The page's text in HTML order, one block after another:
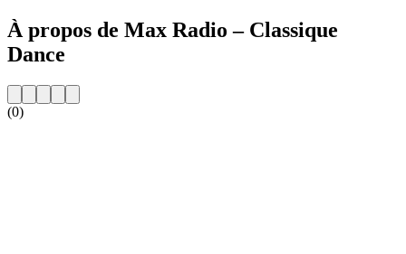
À propos de Max Radio – Classique
Dance
(0)